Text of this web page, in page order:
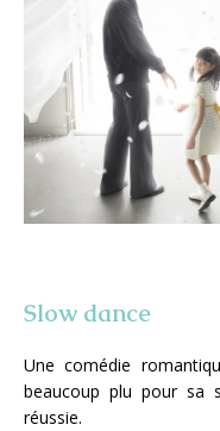
Slow dance
Une comédie
beaucoup plu pour sa
réussie.